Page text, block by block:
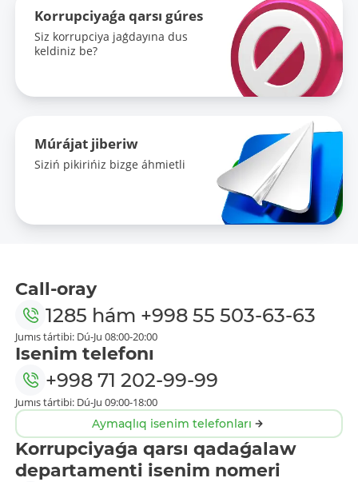
Korrupciyaǵa qarsı gúres
Siz korrupciya jaǵdayına dus
keldiniz be?
Múrájat jiberiw
Siziń pikirińiz bizge áhmietli
Call-oray
1285 hám +998 55 503-63-63
Jumıs tártibi: Dú-Ju 08:00-20:00
Isenim telefonı
+998 71 202-99-99
Jumıs tártibi: Dú-Ju 09:00-18:00
Aymaqlıq isenim telefonları
Korrupciyaǵa qarsı qadaǵalaw
departamenti isenim nomeri